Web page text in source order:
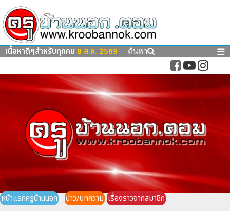
เนื้อหาดีๆสำหรับทุกคน 8 ส.ค. 2569 ค้นหา ☰
หน้าแรกครูบ้านนอก ข่าว/บทความ เรื่องราวจากสมาชิก